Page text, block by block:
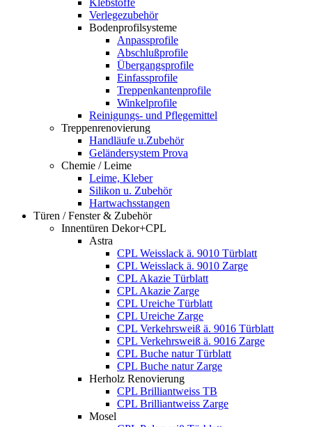
Klebstoffe
Verlegezubehör
Bodenprofilsysteme
Anpassprofile
Abschlußprofile
Übergangsprofile
Einfassprofile
Treppenkantenprofile
Winkelprofile
Reinigungs- und Pflegemittel
Treppenrenovierung
Handläufe u.Zubehör
Geländersystem Prova
Chemie / Leime
Leime, Kleber
Silikon u. Zubehör
Hartwachsstangen
Türen / Fenster & Zubehör
Innentüren Dekor+CPL
Astra
CPL Weisslack ä. 9010 Türblatt
CPL Weisslack ä. 9010 Zarge
CPL Akazie Türblatt
CPL Akazie Zarge
CPL Ureiche Türblatt
CPL Ureiche Zarge
CPL Verkehrsweiß ä. 9016 Türblatt
CPL Verkehrsweiß ä. 9016 Zarge
CPL Buche natur Türblatt
CPL Buche natur Zarge
Herholz Renovierung
CPL Brilliantweiss TB
CPL Brilliantweiss Zarge
Mosel